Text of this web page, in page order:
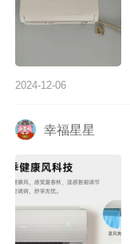
2024-12-06
幸福星星